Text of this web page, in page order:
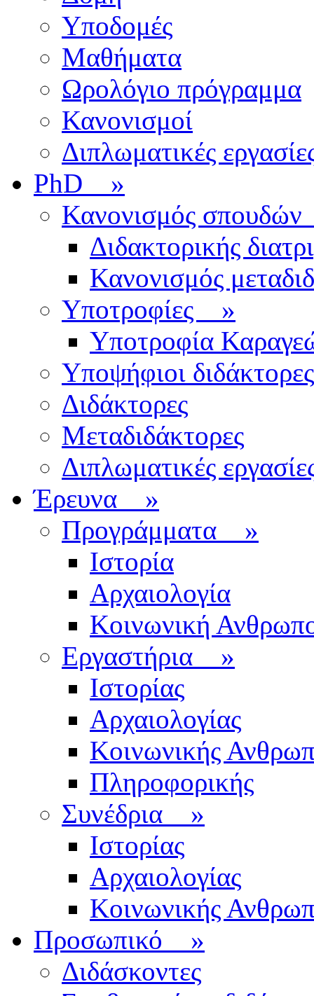
Υποδομές
Μαθήματα
Ωρολόγιο πρόγραμμα
Κανονισμοί
Διπλωματικές
PhD »
Κανονισμός
Διδακτορικής
Κανονισμός
Υποτροφίες »
Υποτροφία
Υποψήφιοι διδάκτορες
Διδάκτορες
Μεταδιδάκτορες
Διπλωματικές
Έρευνα »
Προγράμματα »
Ιστορία
Αρχαιολογία
Κοινωνική
Εργαστήρια »
Ιστορίας
Αρχαιολογίας
Κοινωνικής
Πληροφορικής
Συνέδρια »
Ιστορίας
Αρχαιολογίας
Κοινωνικής
Προσωπικό »
Διδάσκοντες